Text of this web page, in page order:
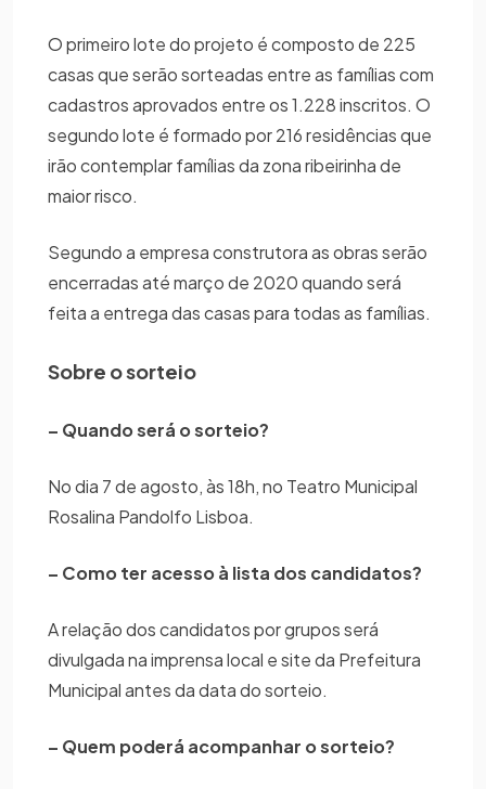
O primeiro lote do projeto é composto de 225
casas que serão sorteadas entre as famílias com
cadastros aprovados entre os 1.228 inscritos. O
segundo lote é formado por 216 residências que
irão contemplar famílias da zona ribeirinha de
maior risco.
Segundo a empresa construtora as obras serão
encerradas até março de 2020 quando será
feita a entrega das casas para todas as famílias.
Sobre o sorteio
– Quando será o sorteio?
No dia 7 de agosto, às 18h, no Teatro Municipal
Rosalina Pandolfo Lisboa.
– Como ter acesso à lista dos candidatos?
A relação dos candidatos por grupos será
divulgada na imprensa local e site da Prefeitura
Municipal antes da data do sorteio.
– Quem poderá acompanhar o sorteio?